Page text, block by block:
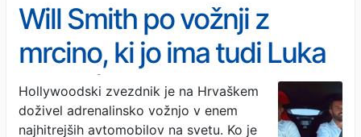
Will Smith po vožnji z
mrcino, ki jo ima tudi Luka
Dončić, ostal brez besed
(VIDEO)
Hollywoodski zvezdnik je na Hrvaškem
doživel adrenalinsko vožnjo v enem
najhitrejših avtomobilov na svetu. Ko je